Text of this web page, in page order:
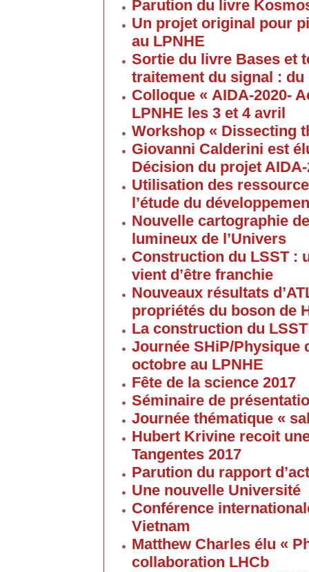
Parution du livre
Un projet original pour
au LPNHE
Sortie du livre Bases et
traitement du signal :
Colloque « AIDA-2020-
LPNHE les 3 et 4 avril
Workshop « Dissecting
Giovanni Calderini est
Décision du projet AIDA-
Utilisation des
l’étude du
Nouvelle cartographie
lumineux de l’Univers
Construction du LSST :
vient d’être franchie
Nouveaux résultats
propriétés du boson de
La construction du
Journée SHiP/Physique
octobre au LPNHE
Fête de la science 2017
Séminaire de
Journée thématique «
Hubert Krivine recoit
Tangentes 2017
Parution du rapport
Une nouvelle Université
Conférence
Vietnam
Matthew Charles élu «
collaboration LHCb